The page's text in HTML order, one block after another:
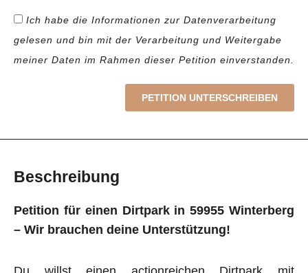
Beschreibung
Petition für einen Dirtpark in 59955 Winterberg
– Wir brauchen deine Unterstützung!
Ich habe die Informationen zur Datenverarbeitung
gelesen und bin mit der Verarbeitung und Weitergabe
meiner Daten im Rahmen dieser Petition einverstanden.
PETITION UNTERSCHREIBEN